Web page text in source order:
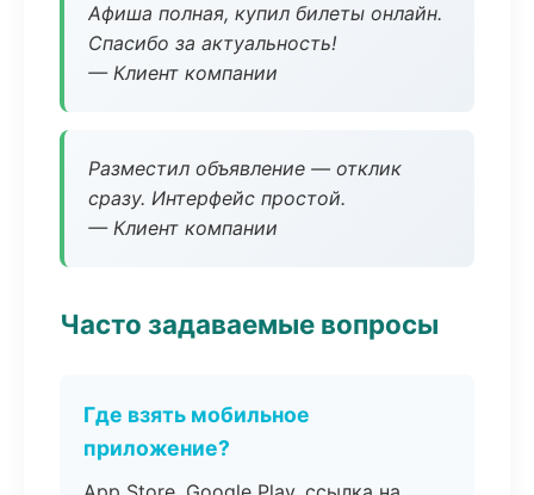
Афиша полная, купил билеты онлайн.
Спасибо за актуальность!
— Клиент компании
Разместил объявление — отклик
сразу. Интерфейс простой.
— Клиент компании
Часто задаваемые вопросы
Где взять мобильное
приложение?